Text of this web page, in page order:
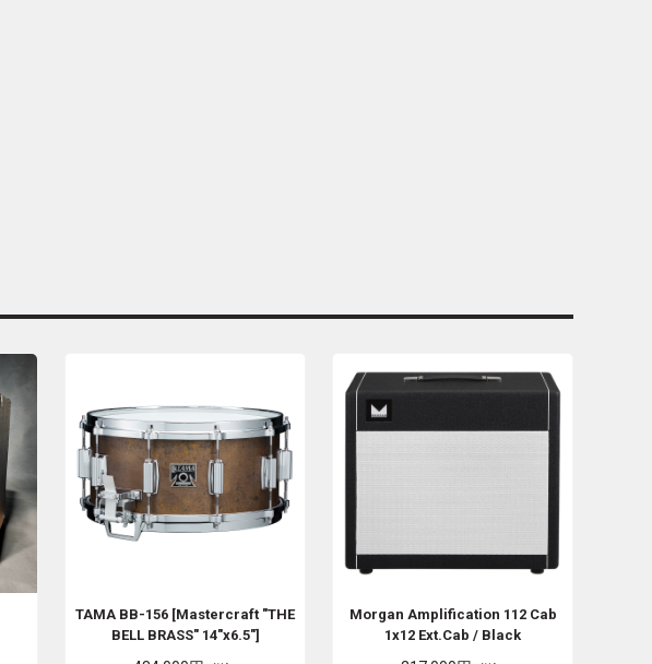
TAMA BB-156 [Mastercraft "THE
BELL BRASS" 14"x6.5"]
Morgan Amplification 112 Cab
1x12 Ext.Cab / Black